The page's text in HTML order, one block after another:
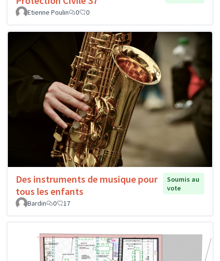
Etienne Poulin
0 0
Des instruments de musique pour
tous les enfants
Soumis au
vote
Bardin
0 17